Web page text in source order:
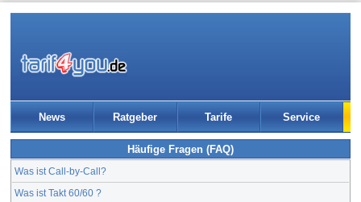
News Ratgeber Tarife Service
Häufige Fragen (FAQ)
Was ist Call-by-Call?
Was ist Takt 60/60 ?